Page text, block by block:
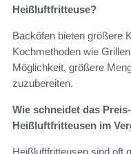
Heißluftfritteuse?
Backöfen bieten größere
Kochmethoden wie
Möglichkeit, größere
zuzubereiten.
Wie schneidet das
Heißluftfritteusen im
Heißluftfritteusen sind oft